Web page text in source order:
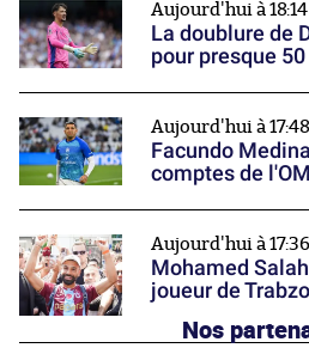
Aujourd'hui à 18:14
La doublure de
pour presque
Aujourd'hui à 17:48
Facundo
comptes de l'OM
Aujourd'hui à 17:36
Mohamed
joueur de
Nos